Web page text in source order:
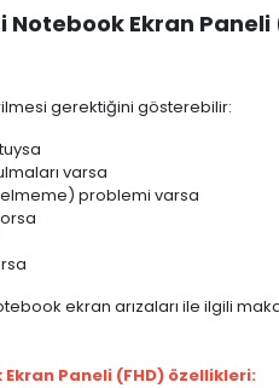
Notebook Ekran Paneli
gerektiğini gösterebilir:
varsa
problemi varsa
ekran arızaları ile ilgili
Paneli (FHD) özellikleri: